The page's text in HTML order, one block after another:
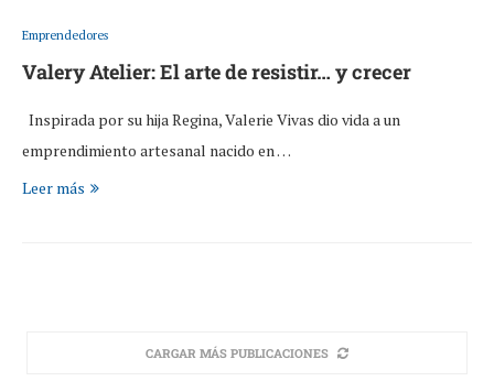
Emprendedores
Valery Atelier: El arte de resistir… y crecer
Inspirada por su hija Regina, Valerie Vivas dio vida a un
emprendimiento artesanal nacido en …
Leer más
CARGAR MÁS PUBLICACIONES